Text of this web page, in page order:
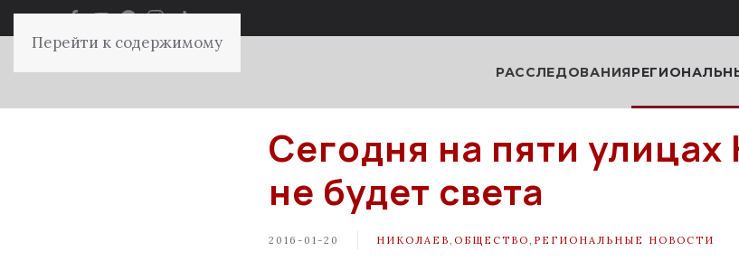
Перейти к содержимому
РАССЛЕДОВАНИЯ
Сегодня на пяти улицах
не будет света
2016-01-20 НИКОЛАЕВ ОБЩЕСТВО РЕГИОНАЛЬНЫЕ НОВОСТИ